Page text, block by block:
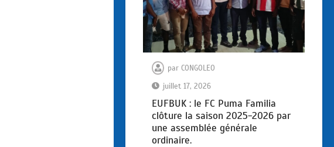
par CONGOLEO
juillet 17, 2026
EUFBUK : le FC Puma Familia
clôture la saison 2025-2026 par
une assemblée générale
ordinaire.